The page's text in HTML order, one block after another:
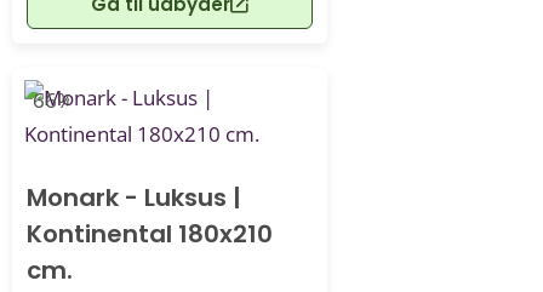
-66%
Monark - Luksus |
Kontinental 180x210
cm.